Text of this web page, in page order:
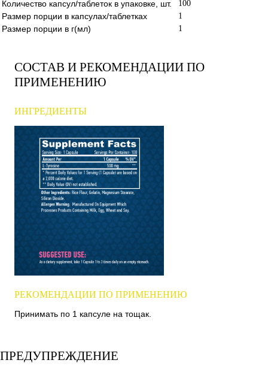
Количество капсул/таблеток в упаковке, шт. 100
Размер порции в капсулах/таблетках 1
Размер порции в г(мл) 1
СОСТАВ И РЕКОМЕНДАЦИИ ПО
ПРИМЕНЕНИЮ
ИНГРЕДИЕНТЫ
РЕКОМЕНДАЦИИ ПО ПРИМЕНЕНИЮ
Принимать по 1 капсуле на тощак.
ПРЕДУПРЕЖДЕНИЕ